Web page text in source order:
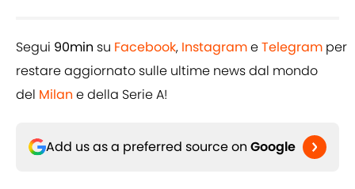
Segui 90min su Facebook, InstagrameTelegram per
restare aggiornato sulle ultime news dal mondo
del Milan e della Serie A!
Add us as a preferred source on Google